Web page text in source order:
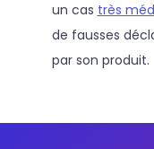
un cas très
de fausses
par son produit.